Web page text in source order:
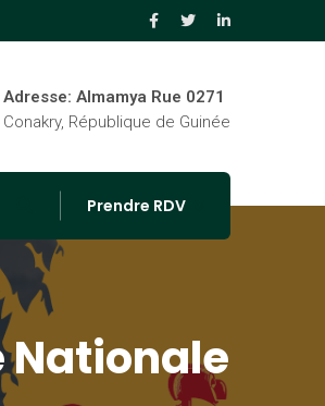
Adresse: Almamya Rue 0271
Conakry, République de Guinée
Prendre RDV
Nationale